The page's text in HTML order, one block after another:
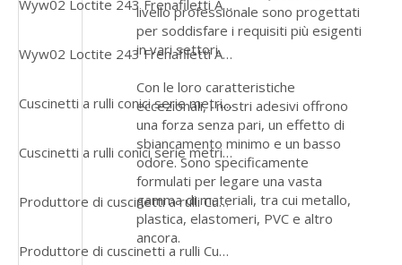
Wyw02 Loctite 243 Frenafiletti Adesivo anaerobico sigillante per alte temperature in metallo universale
Wyw02 Loctite 243 Frenafiletti Adesivo anaerobico sigillante per alte temperature in metallo universale
Cuscinetti a rulli conici serie metrica
Cuscinetti a rulli conici serie metrica
Produttore di cuscinetti a rulli Cuscinetto a rulli affusolato Jl69345e/10 Lm102949/10 Lm29748/10 Jlm104948/10 Lm501349/10 L521949/10
Produttore di cuscinetti a rulli Cuscinetto a rulli affusolato Jl69345e/10 Lm102949/10 Lm29748/10 Jlm104948/10 Lm501349/10 L521949/10
livello professionale sono progettati
per soddisfare i requisiti più esigenti
in vari settori.
Con le loro caratteristiche
eccezionali, i nostri adesivi offrono
una forza senza pari, un effetto di
sbiancamento minimo e un basso
odore. Sono specificamente
formulati per legare una vasta
gamma di materiali, tra cui metallo,
plastica, elastomeri, PVC e altro
ancora.